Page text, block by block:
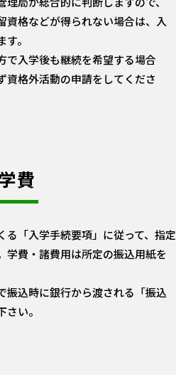
資格などが得られない場合は、入
。
で入学後も継続を希望する場合
資格外活動の申請をしてくださ
費
る「入学手続要項」に従って、指定
学費・諸費用は所定の振込用紙を
込時に銀行から渡される「振込
い。